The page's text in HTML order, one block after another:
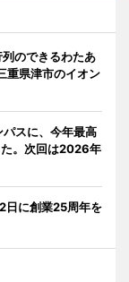
列のできるわたあ
重県津市のイオン
パスに、今年最高
。次回は2026年
に創業25周年を